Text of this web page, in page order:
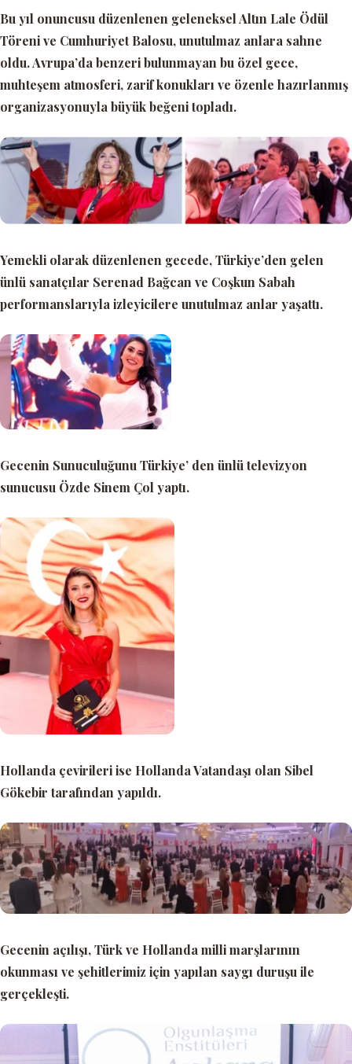
Bu yıl onuncusu düzenlenen geleneksel Altın Lale Ödül
Töreni ve Cumhuriyet Balosu, unutulmaz anlara sahne
oldu. Avrupa’da benzeri bulunmayan bu özel gece,
muhteşem atmosferi, zarif konukları ve özenle hazırlanmış
organizasyonuyla büyük beğeni topladı.
Yemekli olarak düzenlenen gecede, Türkiye’den gelen
ünlü sanatçılar Serenad Bağcan ve Coşkun Sabah
performanslarıyla izleyicilere unutulmaz anlar yaşattı.
Gecenin Sunuculuğunu Türkiye’ den ünlü televizyon
sunucusu Özde Sinem Çol yaptı.
Hollanda çevirileri ise Hollanda Vatandaşı olan Sibel
Gökebir tarafından yapıldı.
Gecenin açılışı, Türk ve Hollanda milli marşlarının
okunması ve şehitlerimiz için yapılan saygı duruşu ile
gerçekleşti.